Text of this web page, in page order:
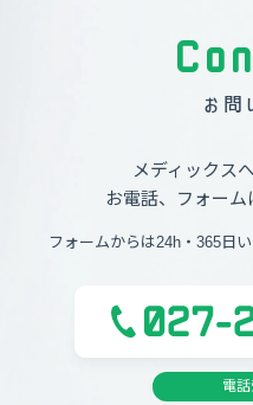
お問
メディックス
お電話、フォーム
フォームからは24h・365日
電